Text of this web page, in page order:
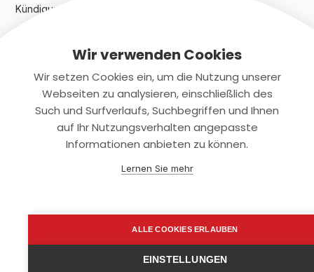
Kündigungsindex 2024
Rechtliches
Datenschutz
support@smartkuendigen.de
Wir verwenden Cookies
Wir setzen Cookies ein, um die Nutzung unserer
Webseiten zu analysieren, einschließlich des
Such und Surfverlaufs, Suchbegriffen und Ihnen
auf Ihr Nutzungsverhalten angepasste
Informationen anbieten zu können.
Lernen Sie mehr
ALLE COOKIES ERLAUBEN
EINSTELLUNGEN